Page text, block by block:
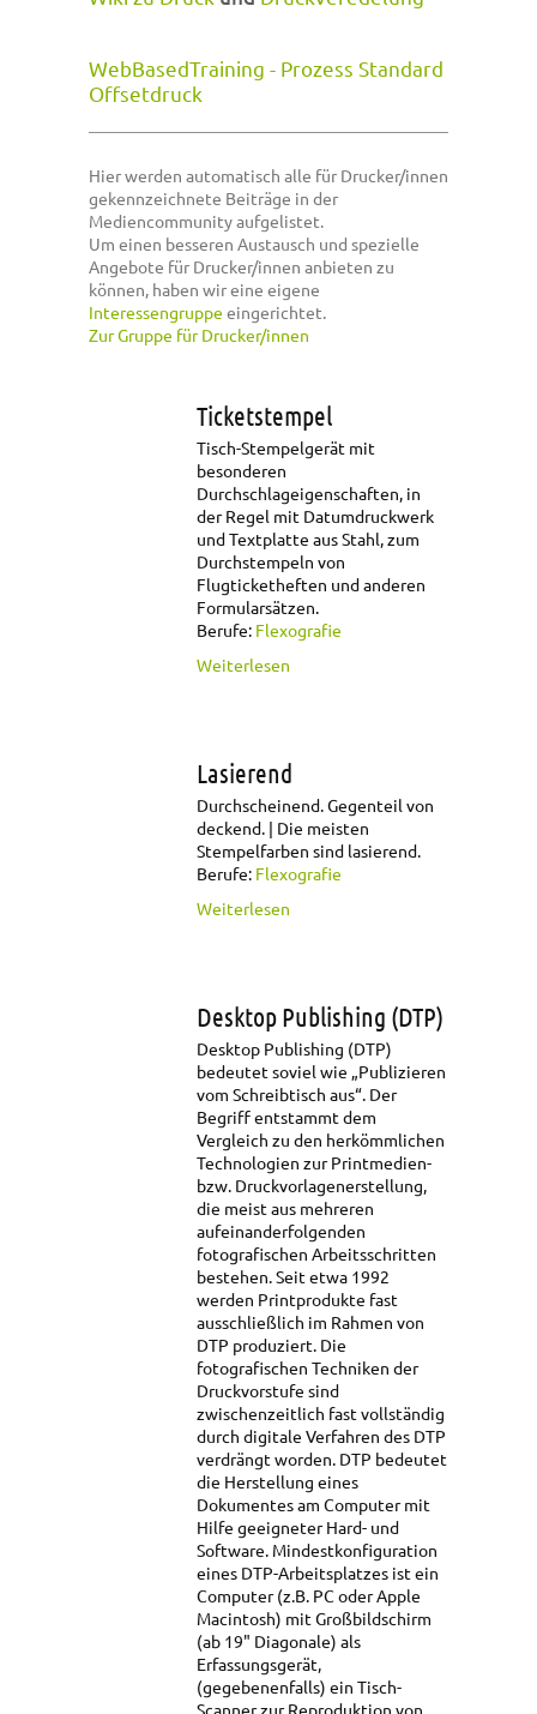
WebBasedTraining - Prozess Standard
Offsetdruck
Hier werden automatisch alle für Drucker/innen
gekennzeichnete Beiträge in der
Mediencommunity aufgelistet.
Um einen besseren Austausch und spezielle
Angebote für Drucker/innen anbieten zu
können, haben wir eine eigene
Interessengruppe eingerichtet.
Zur Gruppe für Drucker/innen
Ticketstempel
Tisch-Stempelgerät mit
besonderen
Durchschlageigenschaften, in
der Regel mit Datumdruckwerk
und Textplatte aus Stahl, zum
Durchstempeln von
Flugticketheften und anderen
Formularsätzen.
Berufe: Flexografie
Weiterlesen
Lasierend
Durchscheinend. Gegenteil von
deckend.
Die meisten
Stempelfarben sind lasierend.
Berufe: Flexografie
Weiterlesen
Desktop Publishing (DTP)
Desktop Publishing (DTP)
bedeutet soviel wie „Publizieren
vom Schreibtisch aus“. Der
Begriff entstammt dem
Vergleich zu den herkömmlichen
Technologien zur Printmedien-
bzw. Druckvorlagenerstellung,
die meist aus mehreren
aufeinanderfolgenden
fotografischen Arbeitsschritten
bestehen. Seit etwa 1992
werden Printprodukte fast
ausschließlich im Rahmen von
DTP produziert. Die
fotografischen Techniken der
Druckvorstufe sind
zwischenzeitlich fast vollständig
durch digitale Verfahren des DTP
verdrängt worden. DTP bedeutet
die Herstellung eines
Dokumentes am Computer mit
Hilfe geeigneter Hard- und
Software. Mindestkonfiguration
eines DTP-Arbeitsplatzes ist ein
Computer (z.B. PC oder Apple
Macintosh) mit Großbildschirm
(ab 19" Diagonale) als
Erfassungsgerät,
(gegebenenfalls) ein Tisch-
Scanner zur Reproduktion von